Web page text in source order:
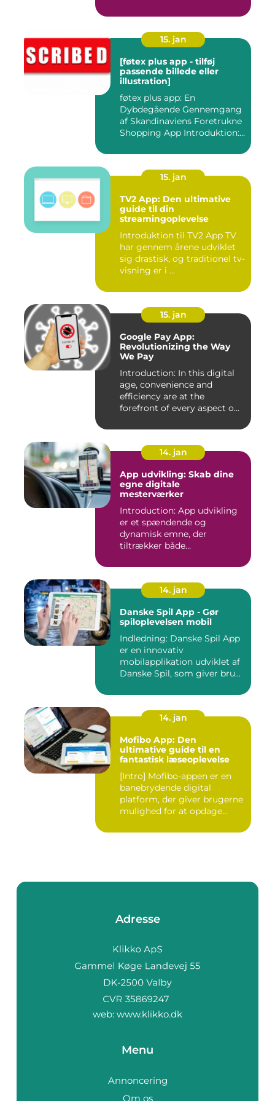
15. jan
[føtex plus app - tilføj
passende billede eller
illustration]
føtex plus app: En
Dybdegående Gennemgang
af Skandinaviens Foretrukne
Shopping App Introduktion:
15. jan
TV2 App: Den ultimative
guide til din
streamingoplevelse
Introduktion til TV2 App TV
har gennem årene udviklet
sig drastisk, og traditionel tv-
visning er i ...
15. jan
Google Pay App:
Revolutionizing the Way
We Pay
Introduction: In this digital
age, convenience and
efficiency are at the
forefront of every aspect o...
14. jan
App udvikling: Skab dine
egne digitale
mesterværker
Introduction: App udvikling
er et spændende og
dynamisk emne, der
tiltrækker både
14. jan
Danske Spil App - Gør
spiloplevelsen mobil
Indledning: Danske Spil App
er en innovativ
mobilapplikation udviklet af
Danske Spil, som giver bru...
14. jan
Mofibo App: Den
ultimative guide til en
fantastisk læseoplevelse
[Intro] Mofibo-appen er en
banebrydende digital
platform, der giver brugerne
mulighed for at opdage...
Adresse
web: www.klikko.dk
Menu
Annoncering
Om os